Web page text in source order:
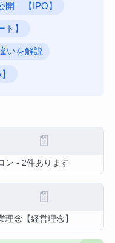
開 【IPO】
ト】
いを解説
📄
ン - 2件あります
📄
理念【経営理念】